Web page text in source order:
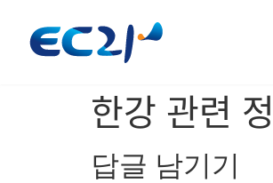
한강 관련
답글 남기기